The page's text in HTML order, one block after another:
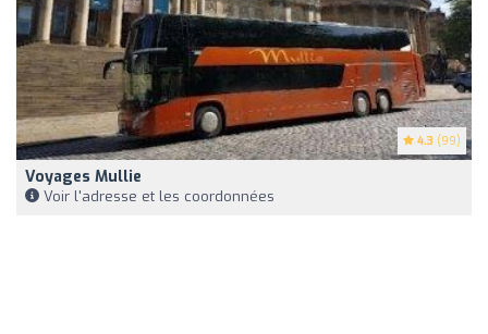
4.3 (99)
Voyages Mullie
Voir l'adresse et les coordonnées